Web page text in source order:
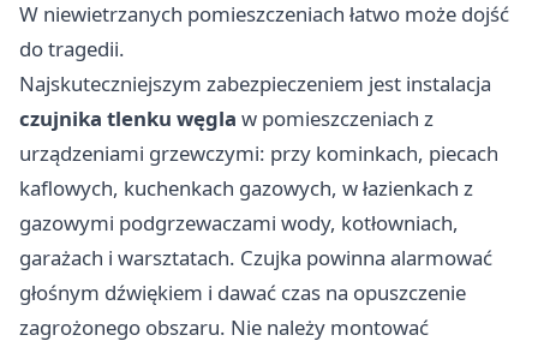
W niewietrzanych pomieszczeniach łatwo może dojść
do tragedii.
Najskuteczniejszym zabezpieczeniem jest instalacja
czujnika tlenku węgla w pomieszczeniach z
urządzeniami grzewczymi: przy kominkach, piecach
kaflowych, kuchenkach gazowych, w łazienkach z
gazowymi podgrzewaczami wody, kotłowniach,
garażach i warsztatach. Czujka powinna alarmować
głośnym dźwiękiem i dawać czas na opuszczenie
zagrożonego obszaru. Nie należy montować